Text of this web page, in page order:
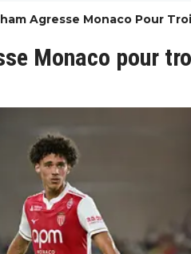
Agresse Monaco Pour
Monaco pour